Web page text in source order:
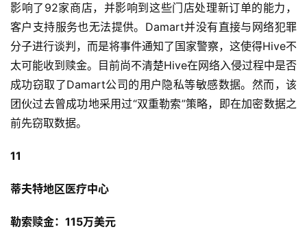
影响了92家商店，并影响到这些门店处理新订单的能力，
客户支持服务也无法提供。Damart并没有直接与网络犯罪
分子进行谈判，而是将事件通知了国家警察，这使得Hive不
太可能收到赎金。目前尚不清楚Hive在网络入侵过程中是否
成功窃取了Damart公司的用户隐私等敏感数据。然而，该
团伙过去曾成功地采用过“双重勒索”策略，即在加密数据之
前先窃取数据。
11
蒂夫特地区医疗中心
勒索赎金：115万美元